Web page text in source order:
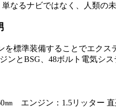
なるナビではなく、人類の
標準装備することでエク
ンとBSG、48ボルト電気シス
㎜ エンジン：1.5リッタ